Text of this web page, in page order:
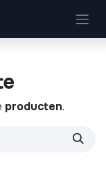
producten.